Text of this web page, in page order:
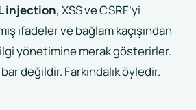
injection, XSS ve CSRF’yi
ifadeler ve bağlam kaçışından
yönetimine merak gösterirler.
değildir. Farkındalık öyledir.